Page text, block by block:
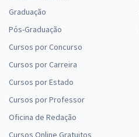
Graduação
Pós-Graduação
Cursos por Concurso
Cursos por Carreira
Cursos por Estado
Cursos por Professor
Oficina de Redação
Cursos Online Gratuitos